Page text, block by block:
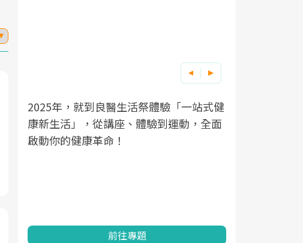
良醫健康網從「換季的身體變化」出發，
透過醫學觀點與日常感受的對話，建立對
亞健康的認知，進而引導實際的改善行
前往專題